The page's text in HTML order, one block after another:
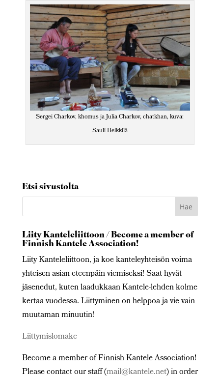
Sergei Charkov, khomus ja Julia Charkov, chatkhan, kuva:
Sauli Heikkilä
Etsi sivustolta
Liity Kanteleliittoon / Become a member of
Finnish Kantele Association!
Liity Kanteleliittoon, ja koe kanteleyhteisön voima
yhteisen asian eteenpäin viemiseksi! Saat hyvät
jäsenedut, kuten laadukkaan Kantele-lehden kolme
kertaa vuodessa. Liittyminen on helppoa ja vie vain
muutaman minuutin!
Liittymislomake
Become a member of Finnish Kantele Association!
Please contact our staff (mail@kantele.net) in order